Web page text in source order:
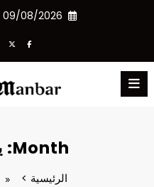
09/08/2026
Month: يوليو 2025
الرئيسية